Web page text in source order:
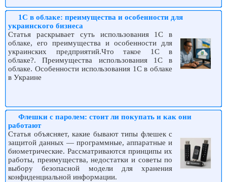
1С в облаке: преимущества и особенности для
украинского бизнеса
Статья раскрывает суть использования 1С в
облаке, его преимущества и особенности для
украинских предприятий.Что такое 1С в
облаке?. Преимущества использования 1С в
облаке. Особенности использования 1С в облаке
в Украине
Флешки с паролем: стоит ли покупать и как они
работают
Статья объясняет, какие бывают типы флешек с
защитой данных — программные, аппаратные и
биометрические. Рассматриваются принципы их
работы, преимущества, недостатки и советы по
выбору безопасной модели для хранения
конфиденциальной информации.